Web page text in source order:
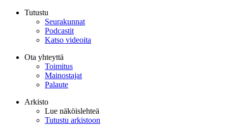
Tutustu
Seurakunnat
Podcastit
Katso videoita
Ota yhteyttä
Toimitus
Mainostajat
Palaute
Arkisto
Lue näköislehteä
Tutustu arkistoon